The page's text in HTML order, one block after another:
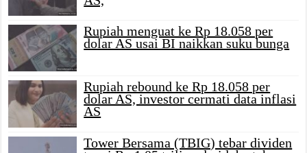
Rupiah menguat ke Rp 18.058 per
dolar AS usai BI naikkan suku bunga
Rupiah rebound ke Rp 18.058 per
dolar AS, investor cermati data inflasi
AS
Tower Bersama (TBIG) tebar dividen